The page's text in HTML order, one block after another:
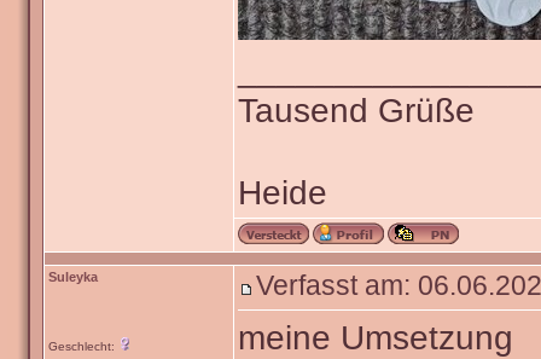
Tausend Grüße
Heide
Suleyka
Geschlecht:
Verfasst am:
meine Umsetzung